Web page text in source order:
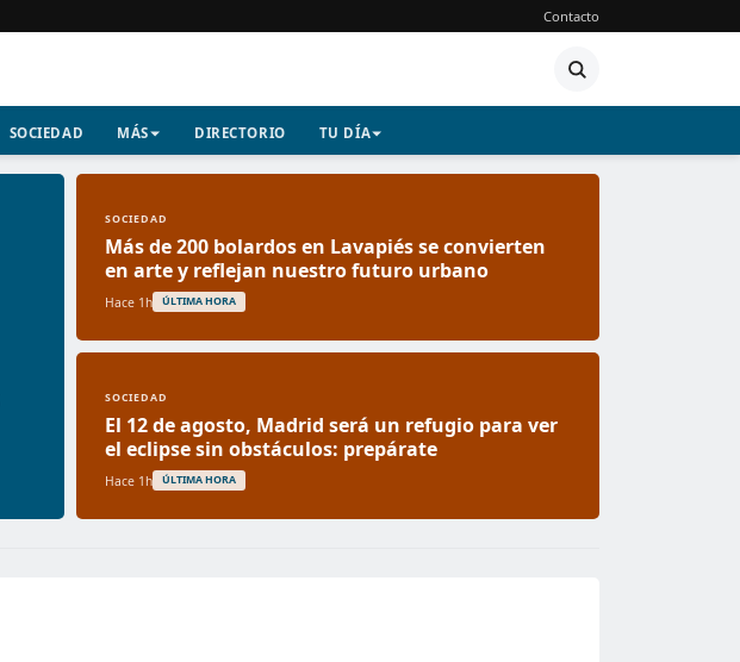
Contacto
SOCIEDAD MÁS DIRECTORIO TU DÍA
SOCIEDAD
Más de 200 bolardos en Lavapiés se convierten
en arte y reflejan nuestro futuro urbano
Hace 1h ÚLTIMA HORA
SOCIEDAD
El 12 de agosto, Madrid será un refugio para ver
el eclipse sin obstáculos: prepárate
Hace 1h ÚLTIMA HORA